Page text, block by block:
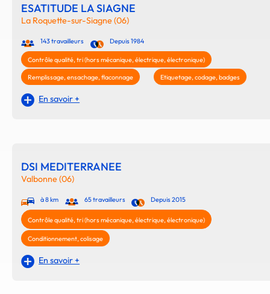
ESATITUDE LA SIAGNE
La Roquette-sur-Siagne (06)
143 travailleurs Depuis 1984
Contrôle qualité, tri (hors mécanique, électrique, électronique)
Remplissage, ensachage, flaconnage Etiquetage, codage, badges
En savoir +
DSI MEDITERRANEE
Valbonne (06)
à 8 km 65 travailleurs Depuis 2015
Contrôle qualité, tri (hors mécanique, électrique, électronique)
Conditionnement, colisage
En savoir +